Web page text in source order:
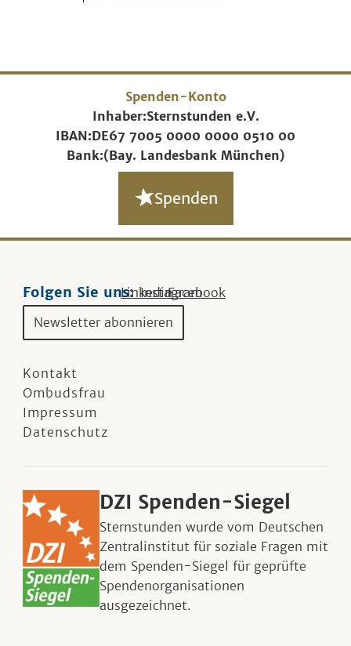
Spenden-Konto
Inhaber:Sternstunden e.V.
IBAN:DE67 7005 0000 0000 0510 00
Bank:(Bay. Landesbank München)
Spenden
Folgen Sie uns:Linkedin
Instagram
Facebook
Newsletter abonnieren
Kontakt
Ombudsfrau
Impressum
Datenschutz
DZI Spenden-Siegel
Sternstunden wurde vom Deutschen
Zentralinstitut für soziale Fragen mit
dem Spenden-Siegel für geprüfte
Spendenorganisationen
ausgezeichnet.